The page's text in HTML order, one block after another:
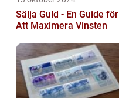
Sälja Guld - En Guide för
Att Maximera Vinsten